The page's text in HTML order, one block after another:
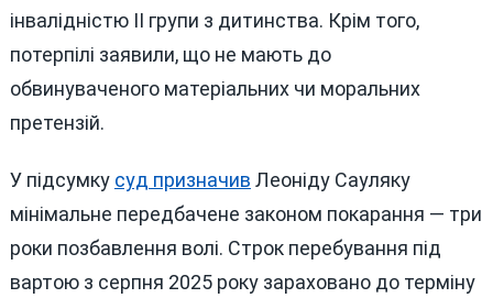
інвалідністю II групи з дитинства. Крім того,
потерпілі заявили, що не мають до
обвинуваченого матеріальних чи моральних
претензій.
У підсумку суд призначив Леоніду Сауляку
мінімальне передбачене законом покарання — три
роки позбавлення волі. Строк перебування під
вартою з серпня 2025 року зараховано до терміну